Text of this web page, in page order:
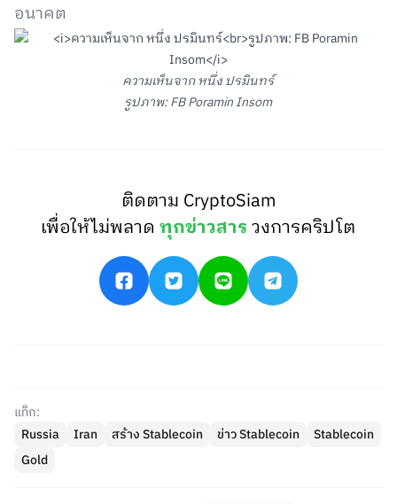
อนาคต
ความเห็นจาก หนึ่ง ปรมินทร์
รูปภาพ: FB Poramin Insom
ติดตาม CryptoSiam
เพื่อให้ไม่พลาดทุกข่าวสารวงการคริปโต
แท็ก:
Russia
Iran สร้าง Stablecoin ข่าว Stablecoin
Stablecoin
Gold